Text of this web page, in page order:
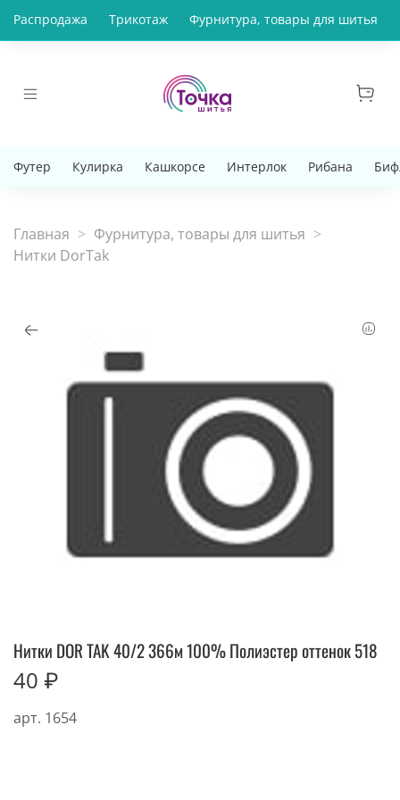
Распродажа Трикотаж Фурнитура, товары для шитья
Футер Кулирка Кашкорсе Интерлок Рибана
Главная
Фурнитура, товары для шитья
Нитки DorTak
арт. 1654
Нитки DOR TAK 40/2 366м 100% Полиэстер оттенок 518
40 ₽